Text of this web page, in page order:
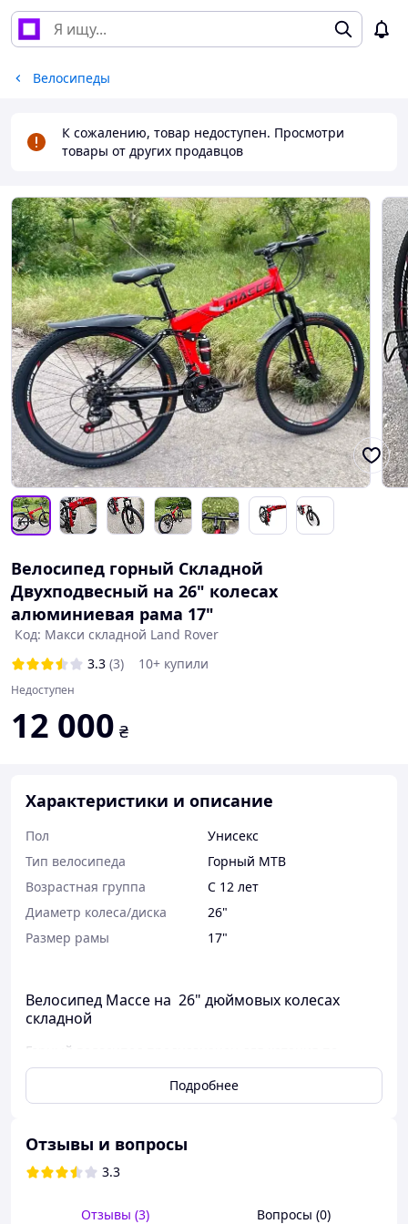
Велосипеды
К сожалению, товар недоступен. Просмотри
товары от других продавцов
Велосипед горный Складной
Двухподвесный на 26" колесах
алюминиевая рама 17"
Код: Макси складной Land Rover
3.3 (3) 10+ купили
Недоступен
12 000 ₴
Характеристики и описание
Пол
Унисекс
Тип велосипеда
Горный MTB
Возрастная группа
С 12 лет
Диаметр колеса/диска
26"
Размер рамы
17"
Велосипед Macce на 26" дюймовых колесах
складной
Горный велосипед предназначен для катания по
пересеченной местности и горным тропам. Он
обладает особой конструкцией, включая прочную раму,
амортизацию, широкие покрышки с выдающимися
большим количеством скоростей. Горные велосипеды
используются для активного отдыха, занятий спортом,
а также для путешествий и приключений в горной
Подробнее
Отзывы и вопросы
3.3
Отзывы (3) Вопросы (0)